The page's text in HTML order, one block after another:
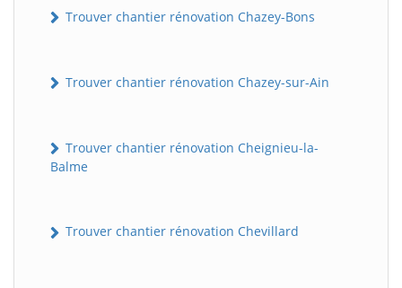
Trouver chantier rénovation Chazey-Bons
Trouver chantier rénovation Chazey-sur-Ain
Trouver chantier rénovation Cheignieu-la-
Balme
Trouver chantier rénovation Chevillard